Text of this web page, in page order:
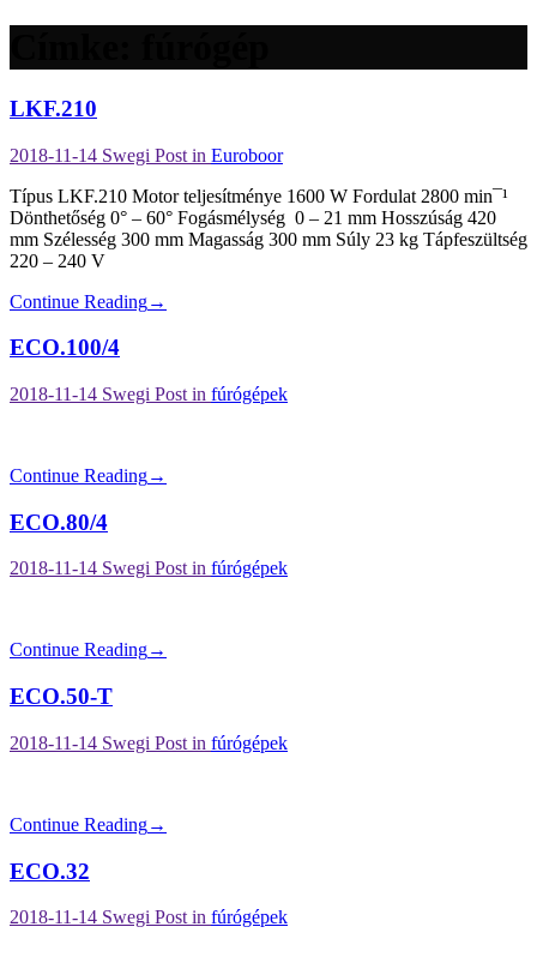
LKF.210
2018-11-14 Swegi Post in Euroboor
Típus LKF.210 Motor teljesítménye 1600 W Fordulat 2800 min¯¹
Dönthetőség 0° – 60° Fogásmélység 0 – 21 mm Hosszúság 420
mm Szélesség 300 mm Magasság 300 mm Súly 23 kg Tápfeszültség
220 – 240 V
Continue Reading→
ECO.100/4
2018-11-14 Swegi Post in fúrógépek
Continue Reading→
ECO.80/4
2018-11-14 Swegi Post in fúrógépek
Continue Reading→
ECO.50-T
2018-11-14 Swegi Post in fúrógépek
Continue Reading→
ECO.32
2018-11-14 Swegi Post in fúrógépek